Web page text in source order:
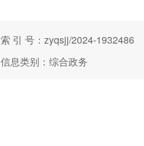
索 引 号：zyqsjj/2024-1932486
信息类别：综合政务